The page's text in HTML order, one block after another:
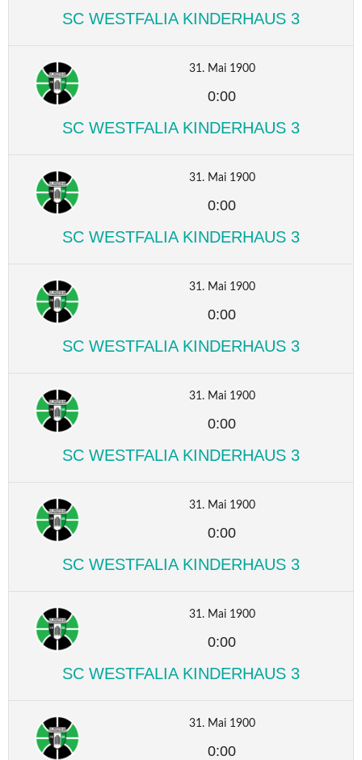
SC WESTFALIA KINDERHAUS 3
31. Mai 1900
0:00
SC WESTFALIA KINDERHAUS 3
31. Mai 1900
0:00
SC WESTFALIA KINDERHAUS 3
31. Mai 1900
0:00
SC WESTFALIA KINDERHAUS 3
31. Mai 1900
0:00
SC WESTFALIA KINDERHAUS 3
31. Mai 1900
0:00
SC WESTFALIA KINDERHAUS 3
31. Mai 1900
0:00
SC WESTFALIA KINDERHAUS 3
31. Mai 1900
0:00